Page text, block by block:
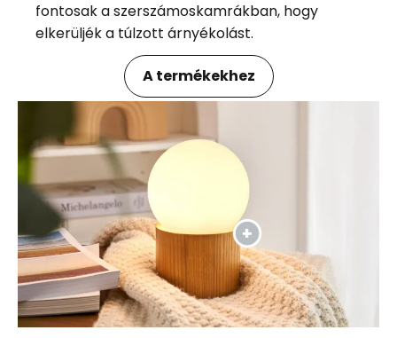
fontosak a szerszámoskamrákban, hogy
elkerüljék a túlzott árnyékolást.
A termékekhez